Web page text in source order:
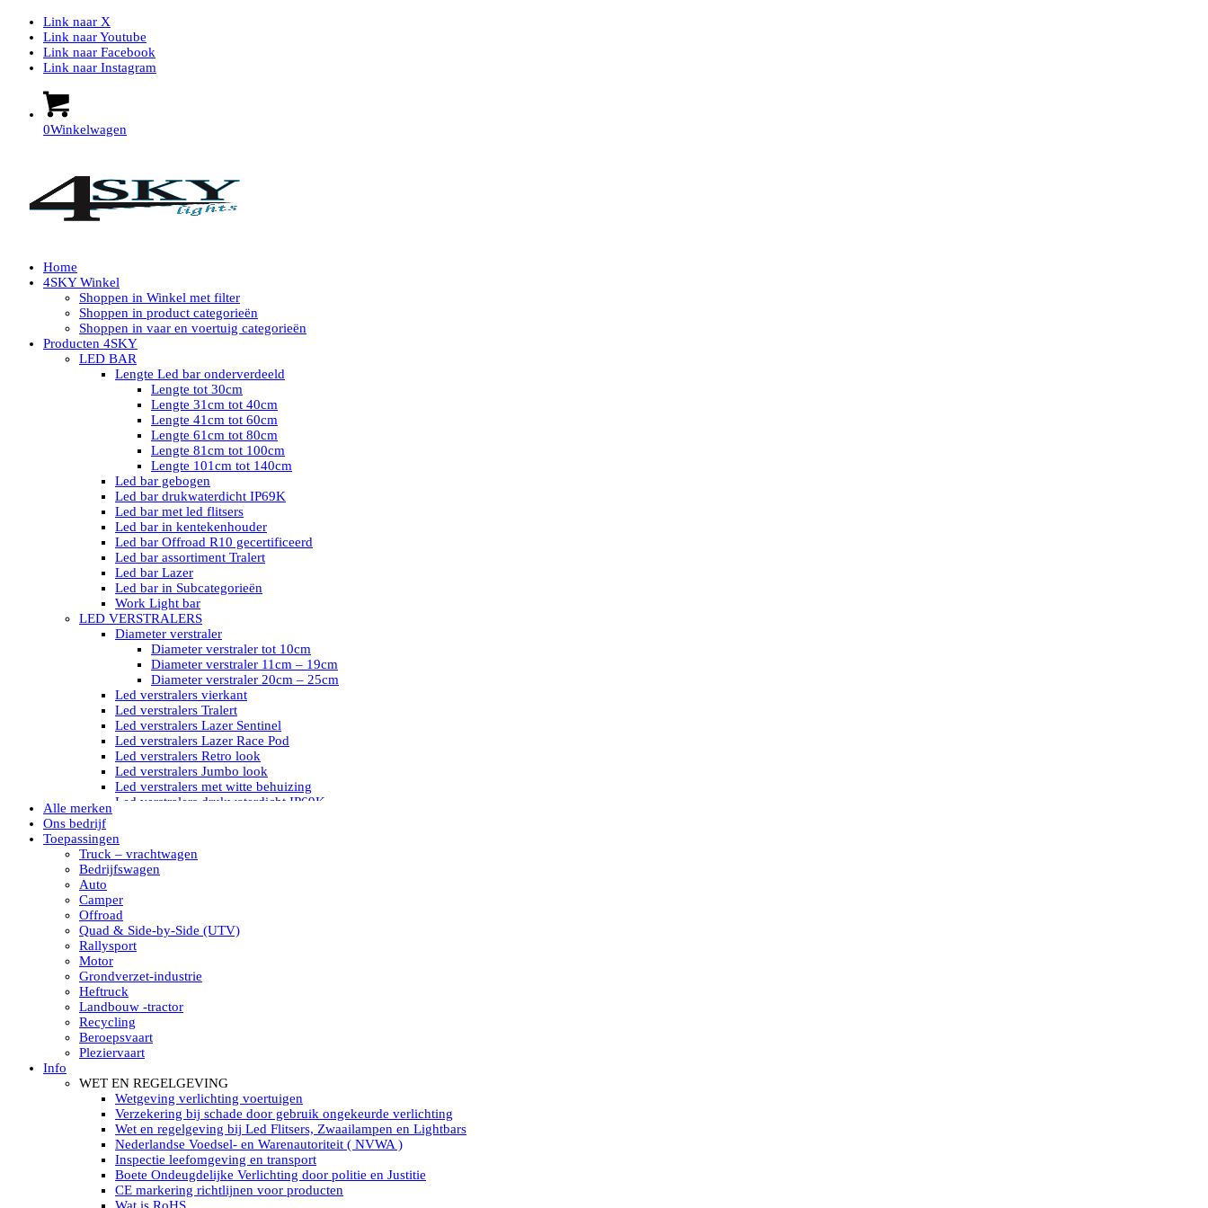
Link naar X
Link naar Youtube
Link naar Facebook
Link naar Instagram
0Winkelwagen
Home
4SKY Winkel
Shoppen in Winkel met filter
Shoppen in product categorieën
Shoppen in vaar en voertuig categorieën
Producten 4SKY
LED BAR
Lengte Led bar onderverdeeld
Lengte tot 30cm
Lengte 31cm tot 40cm
Lengte 41cm tot 60cm
Lengte 61cm tot 80cm
Lengte 81cm tot 100cm
Lengte 101cm tot 140cm
Led bar gebogen
Led bar drukwaterdicht IP69K
Led bar met led flitsers
Led bar in kentekenhouder
Led bar Offroad R10 gecertificeerd
Led bar assortiment Tralert
Led bar Lazer
Led bar in Subcategorieën
Work Light bar
LED VERSTRALERS
Diameter verstraler
Diameter verstraler tot 10cm
Diameter verstraler 11cm – 19cm
Diameter verstraler 20cm – 25cm
Led verstralers vierkant
Led verstralers Tralert
Led verstralers Lazer Sentinel
Led verstralers Lazer Race Pod
Led verstralers Retro look
Led verstralers Jumbo look
Led verstralers met witte behuizing
Led verstralers drukwaterdicht IP69K
LED WERKLAMPEN
Model werklamp
Led werklamp vierkant
Led werklamp ovaal
Led werklamp kleur wit
Combinatie LED werklampen
Led achteruitrijverlichting
Led onderbouw achteruitrijlamp
Led werklamp industrieel
Led veiligheidsverlichting
Led werklamp tractor
Led werklamp ADR
Led werklamp drukwaterdicht IP69K
Led werklampen assortiment Tralert
Led breedstralers Lazer
Led werklampen in Subcategorieën
LED WERKVERLICHTING
LED’s work werklamp met accu
LED’s work werklamp portable 220V
LED’s work werklamp Hybride
Led lichtslang 220 Volt
LED’s work werklamp met statief 220V
Alle merken
Ons bedrijf
Toepassingen
Truck – vrachtwagen
Bedrijfswagen
Auto
Camper
Offroad
Quad & Side-by-Side (UTV)
Rallysport
Motor
Grondverzet-industrie
Heftruck
Landbouw -tractor
Recycling
Beroepsvaart
Pleziervaart
Info
WET EN REGELGEVING
Wetgeving verlichting voertuigen
Verzekering bij schade door gebruik ongekeurde verlichting
Wet en regelgeving bij Led Flitsers, Zwaailampen en Lightbars
Nederlandse Voedsel- en Warenautoriteit ( NVWA )
Inspectie leefomgeving en transport
Boete Ondeugdelijke Verlichting door politie en Justitie
CE markering richtlijnen voor producten